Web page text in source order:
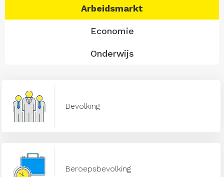
Arbeidsmarkt
Economie
Onderwijs
Bevolking
Beroepsbevolking